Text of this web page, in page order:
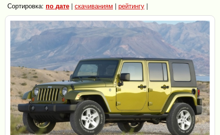
Сортировка: по дате | скачиваниям | рейтингу |